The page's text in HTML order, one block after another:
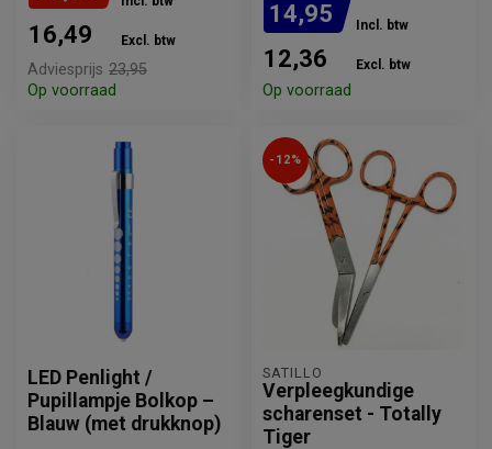
16,49 Excl. btw
Adviesprijs 23,95
Op voorraad
14,95 Incl. btw
12,36 Excl. btw
Op voorraad
LED Penlight /
Pupillampje Bolkop –
Blauw (met drukknop)
-12%
SATILLO
Verpleegkundige
scharenset - Totally
Tiger